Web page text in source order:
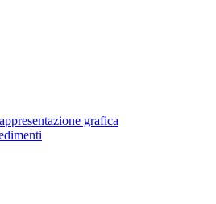
grafica